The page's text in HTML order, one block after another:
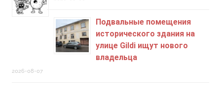
Подвальные помещения
исторического здания на
улице Gildi ищут нового
владельца
2026-08-07